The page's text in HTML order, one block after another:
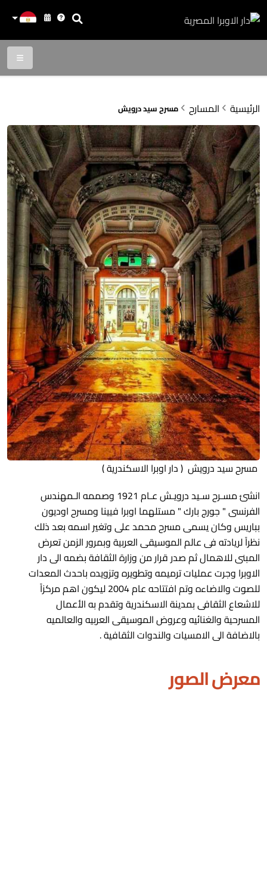
الرئيسية المسارح مسرح سيد درويش
مسرح سيد درويش ( دار اوبرا الاسكندرية )
انشئ مسـرح سـيد درويـش عـام 1921 وصممه الـمهندس
الفرنسى " جورج بارك " مستلهما اوبرا فيينا ومسرح اوديون
بباريس وكان يسمى مسرح محمد على وتغير اسمه بعد ذلك
نظراً لريادته فى عالم الموسيقى العربية وبمرور الزمن تعرض
المبنى للاهمال ثم صدر قرار من وزارة الثقافة بضمه الى دار
الاوبرا وجرت عمليات ترميمه وتطويره وتزويده باحدث المعدات
للصوت والاضاءه وتم افتتاحه عام 2004 ليكون اهم مركزاً
للاشعاع الثقافى بمدينة الاسكندرية وتقدم به الأعمال
المسرحية والغنائيه وعروض الموسيقى العربيه والعالميه
بالاضافة الى الامسيات والندوات الثقافية .
معرض الصور